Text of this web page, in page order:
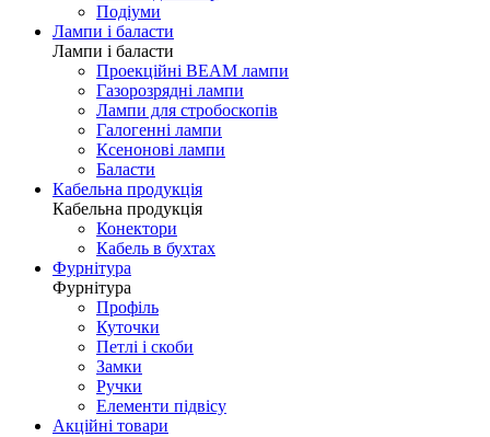
Подіуми
Лампи і баласти
Лампи і баласти
Проекційні BEAM лампи
Газорозрядні лампи
Лампи для стробоскопів
Галогенні лампи
Ксенонові лампи
Баласти
Кабельна продукція
Кабельна продукція
Конектори
Кабель в бухтах
Фурнітура
Фурнітура
Профіль
Куточки
Петлі і скоби
Замки
Ручки
Елементи підвісу
Акційні товари